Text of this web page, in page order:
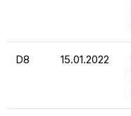
D8 15.01.2022